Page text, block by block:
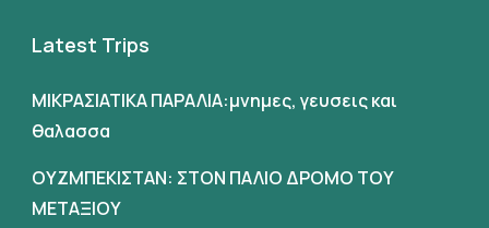
Latest Trips
ΜΙΚΡΑΣΙΑΤΙΚΑ ΠΑΡΑΛΙΑ:μνημες, γευσεις και
θαλασσα
ΟΥΖΜΠΕΚΙΣΤΑΝ: ΣΤΟΝ ΠΑΛΙΟ ΔΡΟΜΟ ΤΟΥ
ΜΕΤΑΞΙΟΥ